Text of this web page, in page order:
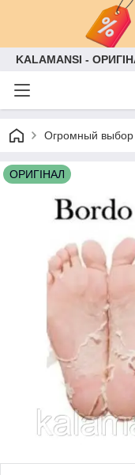
KALAMANSI -
Огромный выбор
ОРИГІНАЛ